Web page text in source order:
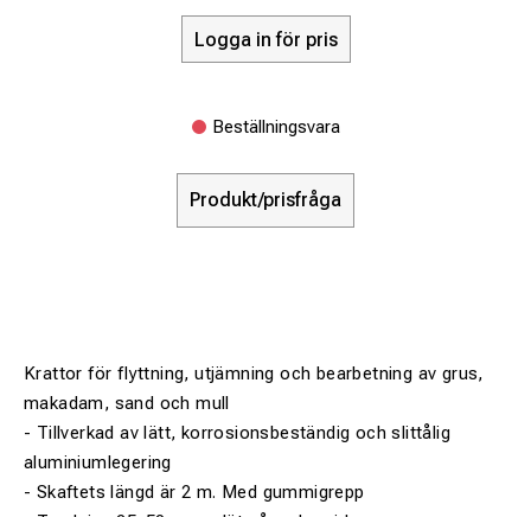
Logga in för pris
Beställningsvara
Produkt/prisfråga
Krattor för flyttning, utjämning och bearbetning av grus,
makadam, sand och mull
- Tillverkad av lätt, korrosionsbeständig och slittålig
aluminiumlegering
- Skaftets längd är 2 m. Med gummigrepp